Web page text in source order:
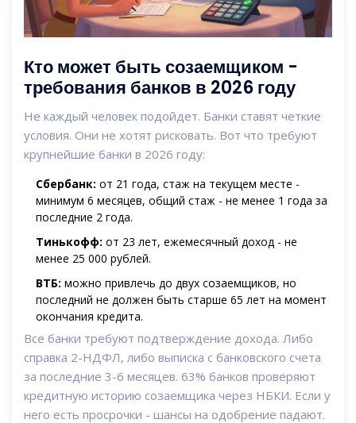
Кто может быть созаемщиком -
требования банков в 2026 году
Не каждый человек подойдет. Банки ставят четкие
условия. Они не хотят рисковать. Вот что требуют
крупнейшие банки в 2026 году:
Сбербанк: от 21 года, стаж на текущем месте -
минимум 6 месяцев, общий стаж - не менее 1 года за
последние 2 года.
Тинькофф: от 23 лет, ежемесячный доход - не
менее 25 000 рублей.
ВТБ: можно привлечь до двух созаемщиков, но
последний не должен быть старше 65 лет на момент
окончания кредита.
Все банки требуют подтверждение дохода. Либо
справка 2-НДФЛ, либо выписка с банковского счета
за последние 3-6 месяцев. 63% банков проверяют
кредитную историю созаемщика через НБКИ. Если у
него есть просрочки - шансы на одобрение падают.